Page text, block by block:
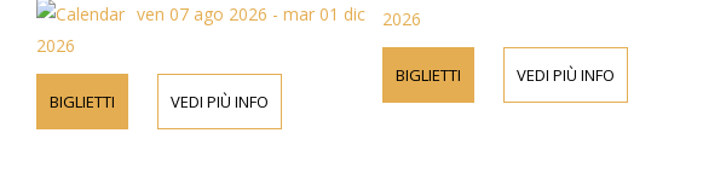
ven 07 ago 2026 - mar 01 dic
2026
BIGLIETTI VEDI PIÙ INFO
2026
BIGLIETTI VEDI PIÙ INFO